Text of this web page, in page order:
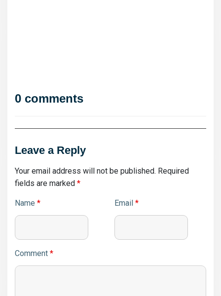
0 comments
Leave a Reply
Your email address will not be published. Required
fields are marked *
Name * Email *
Comment *